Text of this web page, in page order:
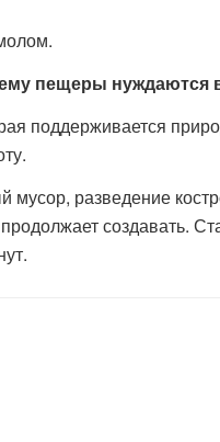
пещеры нуждаются
поддерживается
разведение
создавать.